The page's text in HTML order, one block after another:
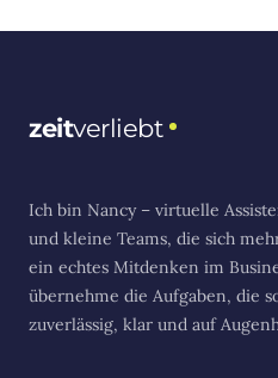
zeitverliebt
Ich bin Nancy – virtuelle
und kleine Teams, die sich
ein echtes Mitdenken im
übernehme die Aufgaben, die
zuverlässig, klar und auf